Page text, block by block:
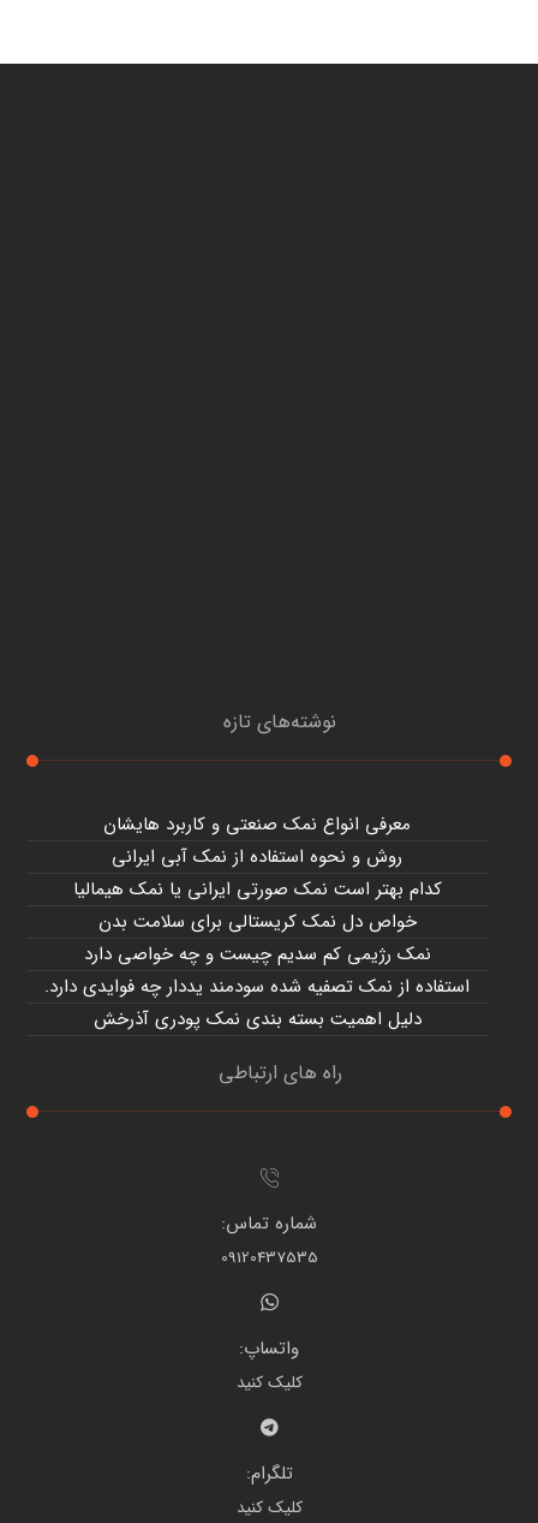
نوشته‌های تازه
معرفی انواع نمک صنعتی و کاربرد هایشان
روش و نحوه استفاده از نمک آبی ایرانی
کدام بهتر است نمک صورتی ایرانی یا نمک هیمالیا
خواص دل نمک کریستالی برای سلامت بدن
نمک رژیمی کم سدیم چیست و چه خواصی دارد
استفاده از نمک تصفیه شده سودمند یددار چه فوایدی دارد.
دلیل اهمیت بسته بندی نمک پودری آذرخش
راه های ارتباطی
شماره تماس:
09120437535
واتساپ:
کلیک کنید
تلگرام:
کلیک کنید